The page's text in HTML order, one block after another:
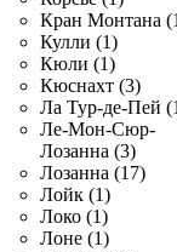
Кран Монтана
Кулли (1)
Кюли (1)
Кюснахт (3)
Ла Тур-де-Пей
Ле-Мон-Сюр-
Лозанна (3)
Лозанна (17)
Лойк (1)
Локо (1)
Лоне (1)